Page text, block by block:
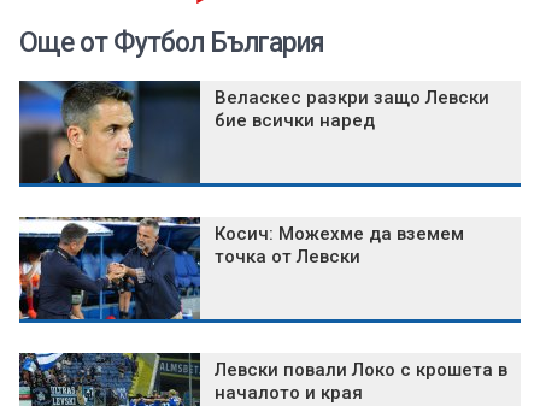
Още от Футбол България
Веласкес разкри защо Левски
бие всички наред
Косич: Можехме да вземем
точка от Левски
Левски повали Локо с крошета в
началото и края